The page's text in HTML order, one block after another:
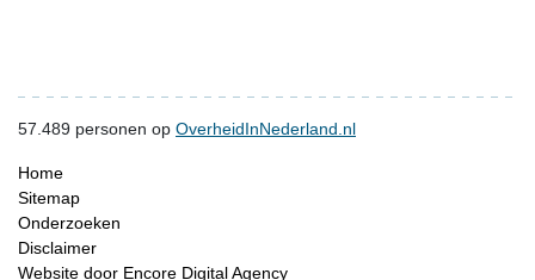
57.489 personen op OverheidInNederland.nl
Home
Sitemap
Onderzoeken
Disclaimer
Website door Encore Digital Agency